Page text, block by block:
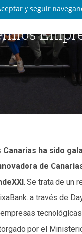
y seguirde
Canarias ha sido
de
. Se trata de un
a través de
por el